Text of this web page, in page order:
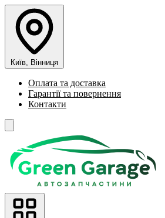
Київ, Вінниця
Оплата та доставка
Гарантії та повернення
Контакти